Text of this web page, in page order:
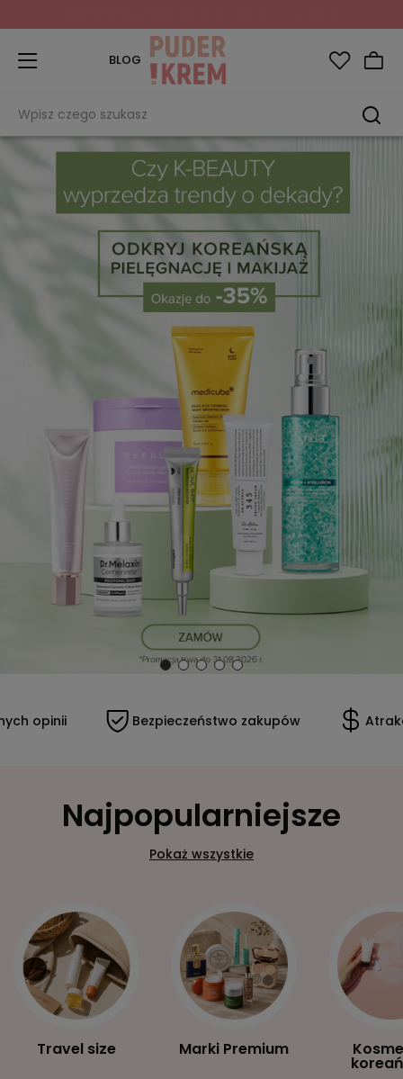
BLOG
opinii Bezpieczeństwo zakupów
Najpopularniejsze
Pokaż wszystkie
Travel size Marki Premium